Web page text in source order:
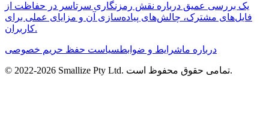
یک بررسی عمیق درباره نقش رمزنگاری سرتاسر در حفاظت از
فایل‌های مشترک، چالش‌های پیاده‌سازی آن و مزایای عملی برای
کاربران.
درباره ماشرایط و ضوابطسیاست حفظ حریم خصوصی
© 2022-2026 Smallize Pty Ltd. تمامی حقوق محفوظ است.